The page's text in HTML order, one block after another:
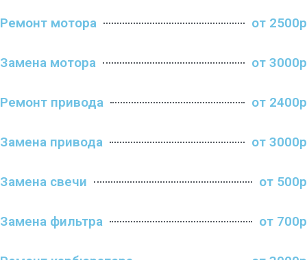
Ремонт мотора от 2500р
Замена мотора от 3000р
Ремонт привода от 2400р
Замена привода от 3000р
Замена свечи от 500р
Замена фильтра от 700р